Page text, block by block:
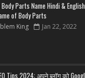
Body Parts Name Hindi &
of Body Parts
King Jan 22, 2022
Tips 2024: अपने ब्लॉग को